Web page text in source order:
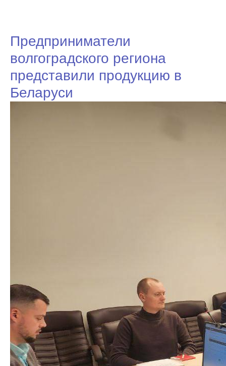
Предприниматели
волгоградского региона
представили продукцию в
Беларуси